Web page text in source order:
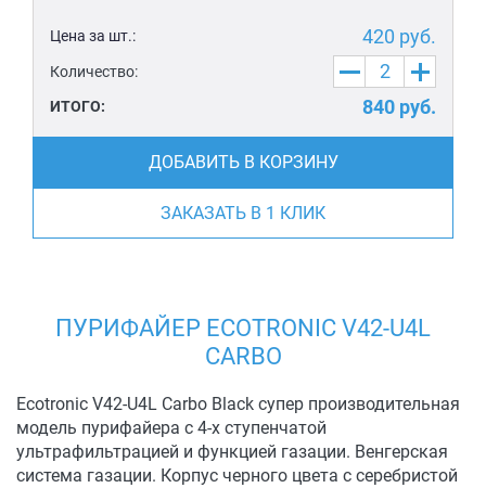
Цена за шт.: 420 руб.
Количество:
ИТОГО: 840 руб.
ДОБАВИТЬ В КОРЗИНУ
ЗАКАЗАТЬ В 1 КЛИК
ПУРИФАЙЕР ECOTRONIC V42-U4L
CARBO
Ecotronic V42-U4L Carbo Black супер производительная
модель пурифайера с 4-х ступенчатой
ультрафильтрацией и функцией газации. Венгерская
система газации. Корпус черного цвета с серебристой